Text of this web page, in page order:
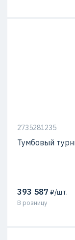
2735281235
Тумбовый
393 587 ₽/шт.
В розницу